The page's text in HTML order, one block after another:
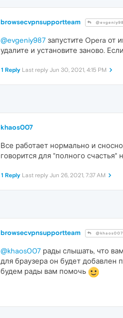
browsecvpnsupportteam
@evgeniy987 запустите Opera от
удалите и установите заново.
1 Reply Last reply Jun 30, 2021, 4:15 PM
khaos007
Все работает нормально и
говорится для "полного счастья"
1 Reply Last reply Jun 26, 2021, 7:37 AM
browsecvpnsupportteam @khaos007
@khaos007 рады слышать, что
для браузера он будет добавлен
будем рады вам помочь